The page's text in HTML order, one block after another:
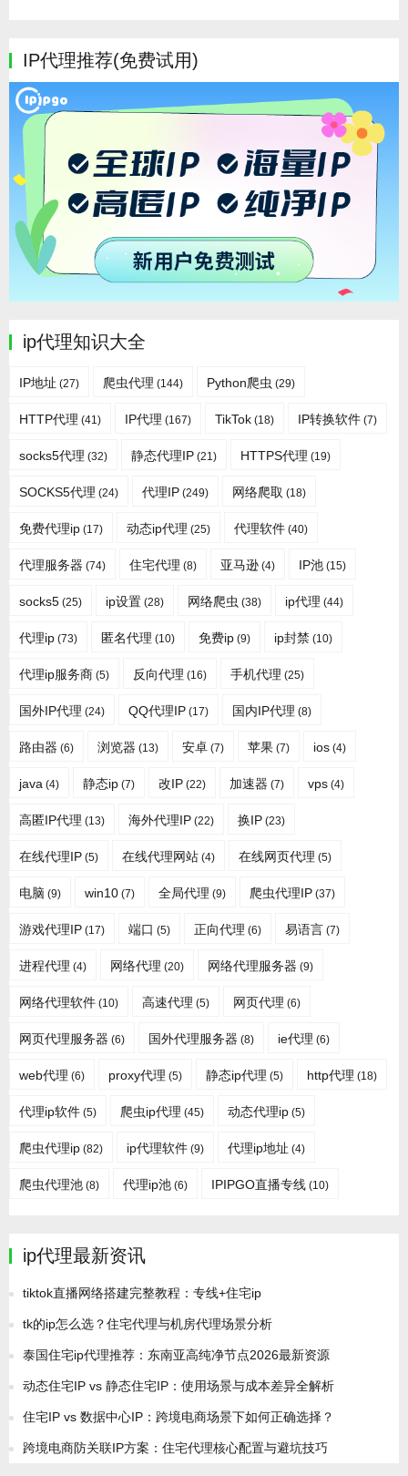
IP代理推荐(免费试用)
ip代理知识大全
IP地址 (27) 爬虫代理 (144) Python爬虫 (29)
HTTP代理 (41) IP代理 (167) TikTok (18) IP转换软件 (7)
socks5代理 (32) 静态代理IP (21) HTTPS代理 (19)
SOCKS5代理 (24) 代理IP (249) 网络爬取 (18)
免费代理ip (17) 动态ip代理 (25) 代理软件 (40)
代理服务器 (74) 住宅代理 (8) 亚马逊 (4) IP池 (15)
socks5 (25) ip设置 (28) 网络爬虫 (38) ip代理 (44)
代理ip (73) 匿名代理 (10) 免费ip (9) ip封禁 (10)
代理ip服务商 (5) 反向代理 (16) 手机代理 (25)
国外IP代理 (24) QQ代理IP (17) 国内IP代理 (8)
路由器 (6) 浏览器 (13) 安卓 (7) 苹果 (7) ios (4)
java (4) 静态ip (7) 改IP (22) 加速器 (7) vps (4)
高匿IP代理 (13) 海外代理IP (22) 换IP (23)
在线代理IP (5) 在线代理网站 (4) 在线网页代理 (5)
电脑 (9) win10 (7) 全局代理 (9) 爬虫代理IP (37)
游戏代理IP (17) 端口 (5) 正向代理 (6) 易语言 (7)
进程代理 (4) 网络代理 (20) 网络代理服务器 (9)
网络代理软件 (10) 高速代理 (5) 网页代理 (6)
网页代理服务器 (6) 国外代理服务器 (8) ie代理 (6)
web代理 (6) proxy代理 (5) 静态ip代理 (5) http代理 (18)
代理ip软件 (5) 爬虫ip代理 (45) 动态代理ip (5)
爬虫代理ip (82) ip代理软件 (9) 代理ip地址 (4)
爬虫代理池 (8) 代理ip池 (6) IPIPGO直播专线 (10)
ip代理最新资讯
tiktok直播网络搭建完整教程：专线+住宅ip
tk的ip怎么选？住宅代理与机房代理场景分析
泰国住宅ip代理推荐：东南亚高纯净节点2026最新资源
动态住宅IP vs 静态住宅IP：使用场景与成本差异全解析
住宅IP vs 数据中心IP：跨境电商场景下如何正确选择？
跨境电商防关联IP方案：住宅代理核心配置与避坑技巧